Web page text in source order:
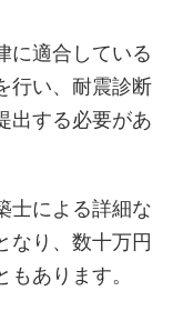
に適合している
行い、耐震診断
出する必要があ
士による詳細な
なり、数十万円
あります。